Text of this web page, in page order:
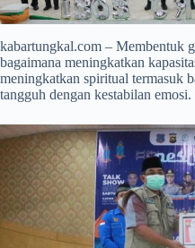
kabartungkal.com – Membentuk
bagaimana meningkatkan
meningkatkan spiritual termasuk
tangguh dengan kestabilan emosi.